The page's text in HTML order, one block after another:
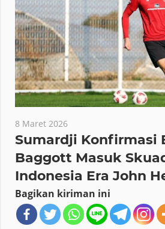
8 Maret 2026
Sumardji Konfirmasi
Baggott Masuk
Indonesia Era John
Bagikan kiriman ini